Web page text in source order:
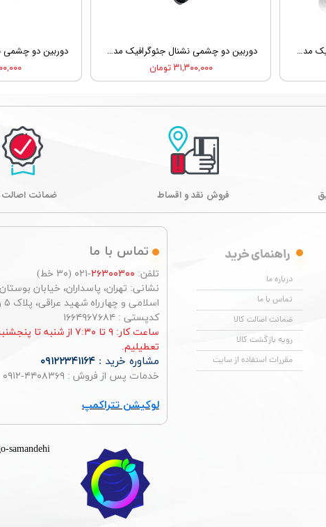
دوربین دو چشمی نشنال جئوگرافیک مدل National Geographic 8X42 Waterproof Binocular 9076000
۳۱,۳۰۰,۰۰۰ تومان
دوربین دو چشمی نشنال جئوگرافیک مدل National Geographic Binocular 8x25 - 90-76540
راهنمای خرید
درباره ما
تماس با ما
ضمانت اصالت کالا
رویه بازگشت کالا
مقررات استفاده از سایت
فروش نقد و اقساط ﺿﻤﺎﻧﺖ اصالت
تماس با ما
تلفن: ۲۶۳۰۰۳۰۰-۰۲۱ (۳۰ خط)
نشانی: تهران، پاسداران، خیابان
اسلامی و چهارراه شهید عراقی، پلاک ۵ واحد ۳
کدپستی : ۱۶۶۴۹۶۷۶۸۴
ساعت کار: ۹ تا ۷:۳۰ از
تعطیلیم.
مشاوره خرید :۰۹۱۲۲۳۴۱۱۶۴
خدمات پس از فروش : ۴۴۰۸۳۶۹-۰۹۱۲
لوکیشن تتراکمپ